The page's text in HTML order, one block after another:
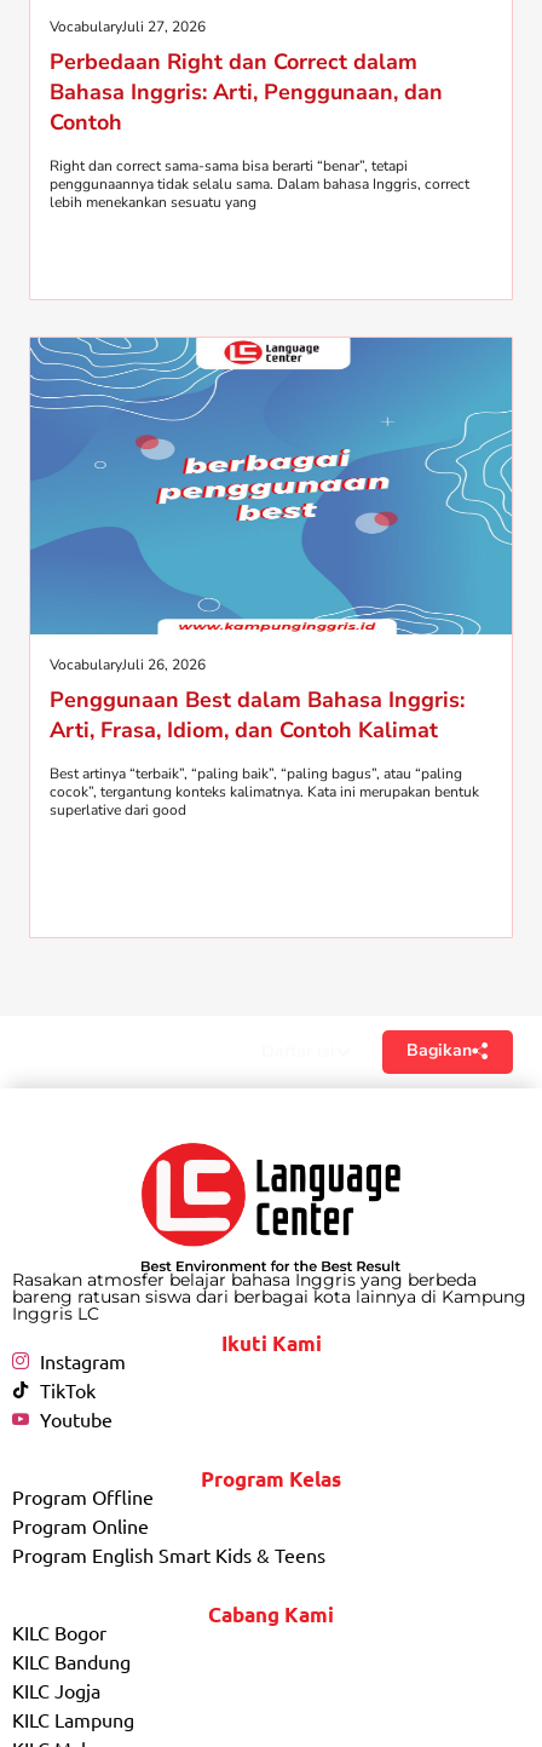
VocabularyJuli 27, 2026
Perbedaan Right dan Correct dalam
Bahasa Inggris: Arti, Penggunaan, dan
Contoh
Right dan correct sama-sama bisa berarti “benar”, tetapi
penggunaannya tidak selalu sama. Dalam bahasa Inggris, correct
lebih menekankan sesuatu yang
VocabularyJuli 26, 2026
Penggunaan Best dalam Bahasa Inggris:
Arti, Frasa, Idiom, dan Contoh Kalimat
Best artinya “terbaik”, “paling baik”, “paling bagus”, atau “paling
cocok”, tergantung konteks kalimatnya. Kata ini merupakan bentuk
superlative dari good
Bagikan
Rasakan atmosfer belajar bahasa Inggris yang berbeda
bareng ratusan siswa dari berbagai kota lainnya di Kampung
Inggris LC
Ikuti Kami
Instagram
TikTok
Youtube
Program Kelas
Program Offline
Program Online
Program English Smart Kids & Teens
Cabang Kami
KILC Bogor
KILC Bandung
KILC Jogja
KILC Lampung